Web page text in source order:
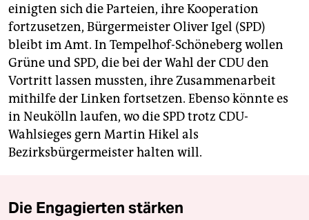
einigten sich die Parteien, ihre Kooperation
fortzusetzen, Bürgermeister Oliver Igel (SPD)
bleibt im Amt. In Tempelhof-Schöneberg wollen
Grüne und SPD, die bei der Wahl der CDU den
Vortritt lassen mussten, ihre Zusammenarbeit
mithilfe der Linken fortsetzen. Ebenso könnte es
in Neukölln laufen, wo die SPD trotz CDU-
Wahlsieges gern Martin Hikel als
Bezirksbürgermeister halten will.
Die Engagierten stärken